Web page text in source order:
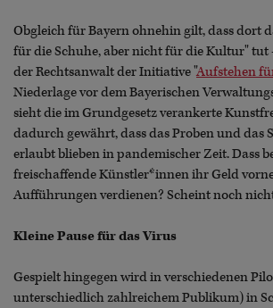
Obgleich für Bayern ohnehin gilt, dass dort
für die Schuhe, aber nicht für die Kultur"
der Rechtsanwalt der Initiative "Aufstehen
Niederlage vor dem Bayerischen
sieht die im Grundgesetz verankerte
dadurch gewährt, dass das Proben und das
erlaubt blieben in pandemischer Zeit. Dass
freischaffende Künstler*innen ihr Geld
Aufführungen verdienen? Scheint noch
Kleine Pause für das Virus
Gespielt hingegen wird in verschiedenen
unterschiedlich zahlreichem Publikum) in